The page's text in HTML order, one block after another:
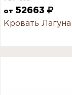
от 52663
Кровать Лагуна